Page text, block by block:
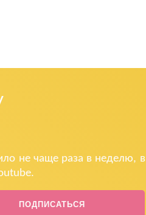
не чаще раза в неделю, в
ПОДПИСАТЬСЯ